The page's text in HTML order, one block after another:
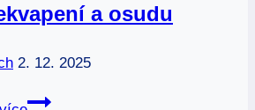
a osudu
2. 12. 2025
1.11